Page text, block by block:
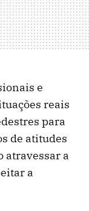
e
reais
para
de atitudes
atravessar a
a